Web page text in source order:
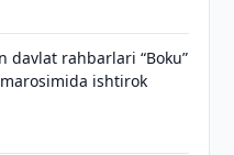
davlat rahbarlari “Boku”
ishtirok